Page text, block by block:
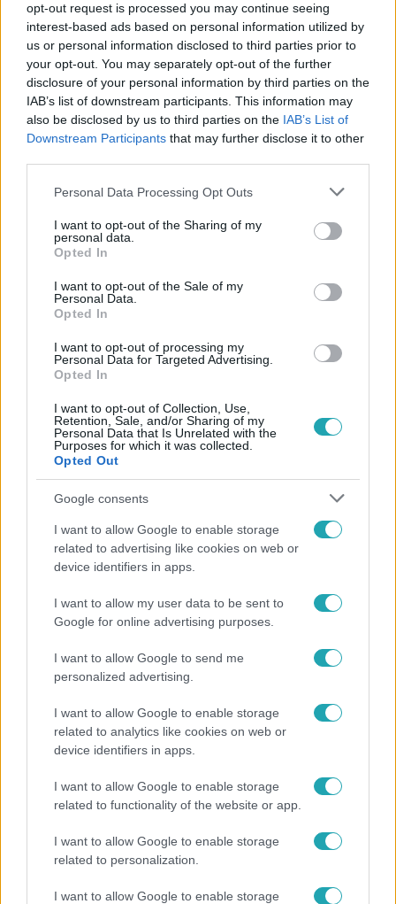
opt-out request is processed you may continue seeing
interest-based ads based on personal information utilized by
us or personal information disclosed to third parties prior to
your opt-out. You may separately opt-out of the further
disclosure of your personal information by third parties on the
IAB’s list of downstream participants. This information may
also be disclosed by us to third parties on the IAB’s List of
Downstream Participants that may further disclose it to other
Please note that this website/app uses one or more Google
not limited to your visit or usage behaviour. You may click to
grant or deny consent to Google and its third-party tags to
use your data for below specified purposes in below Google
consent section.
Personal Data Processing Opt Outs
I want to opt-out of the Sharing of my
personal data.
Opted In
I want to opt-out of the Sale of my
Personal Data.
Opted In
I want to opt-out of processing my
Personal Data for Targeted Advertising.
Opted In
I want to opt-out of Collection, Use,
Retention, Sale, and/or Sharing of my
Personal Data that Is Unrelated with the
Purposes for which it was collected.
Opted Out
Google consents
I want to allow Google to enable storage
related to advertising like cookies on web or
device identifiers in apps.
I want to allow my user data to be sent to
Google for online advertising purposes.
I want to allow Google to send me
personalized advertising.
I want to allow Google to enable storage
related to analytics like cookies on web or
device identifiers in apps.
I want to allow Google to enable storage
related to functionality of the website or app.
I want to allow Google to enable storage
related to personalization.
I want to allow Google to enable storage
#ÉDEN HOTEL #ADÁSRÉSZLETEK #RTL+ #RTL
#VIDEÓ #SZANI # VIKTOR #NYEREMÉNY
#RANDI # BIZALOM #NAPLEMENTE #ROMANTIKA
Gyakori tévhit dől meg a ventilátorról – így